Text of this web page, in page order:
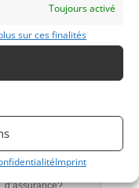
Toujours activé
sur ces finalités
Imprint
d’assurance?